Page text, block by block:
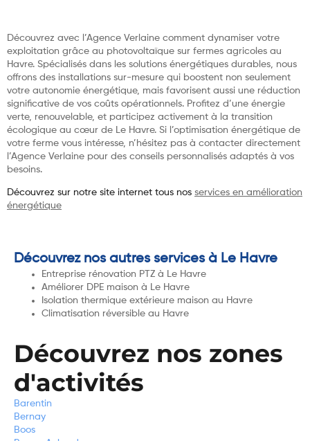
Découvrez avec l’Agence Verlaine comment dynamiser votre
exploitation grâce au photovoltaïque sur fermes agricoles au
Havre. Spécialisés dans les solutions énergétiques durables, nous
offrons des installations sur-mesure qui boostent non seulement
votre autonomie énergétique, mais favorisent aussi une réduction
significative de vos coûts opérationnels. Profitez d’une énergie
verte, renouvelable, et participez activement à la transition
écologique au cœur de Le Havre. Si l’optimisation énergétique de
votre ferme vous intéresse, n’hésitez pas à contacter directement
l’Agence Verlaine pour des conseils personnalisés adaptés à vos
besoins.
Découvrez sur notre site internet tous nos services en amélioration
énergétique
Découvrez nos autres services à Le Havre
Entreprise rénovation PTZ à Le Havre
Améliorer DPE maison à Le Havre
Isolation thermique extérieure maison au Havre
Climatisation réversible au Havre
Découvrez nos zones
d'activités
Barentin
Bernay
Boos